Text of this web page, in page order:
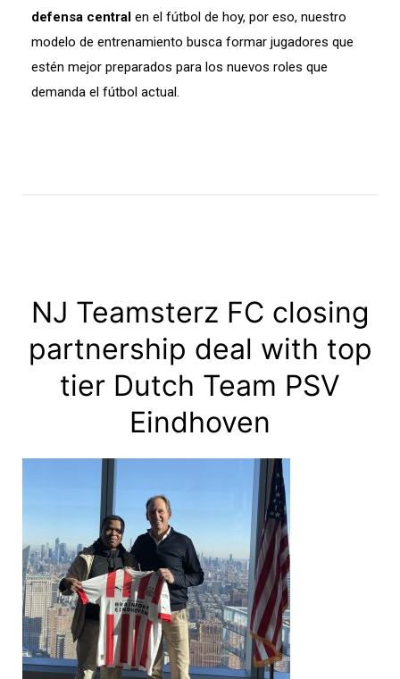
defensa central en el fútbol de hoy, por eso, nuestro
modelo de entrenamiento busca formar jugadores que
estén mejor preparados para los nuevos roles que
demanda el fútbol actual.
NJ Teamsterz FC closing
partnership deal with top
tier Dutch Team PSV
Eindhoven